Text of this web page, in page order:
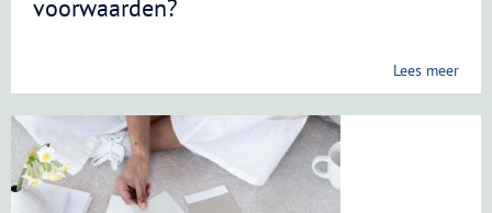
voorwaarden?
Lees meer